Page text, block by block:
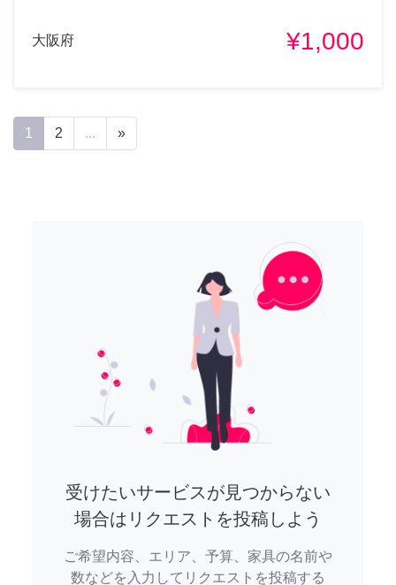
大阪府 ¥1,000
1 2 ... »
受けたいサービスが見つからない
場合はリクエストを投稿しよう
ご希望内容、エリア、予算、家具の名前や
数などを入力してリクエストを投稿する